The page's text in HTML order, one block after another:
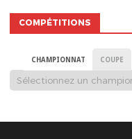
COMPÉTITIONS
CHAMPIONNAT COUPE